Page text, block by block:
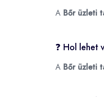
A Bőr üzleti
❓ Hol lehet
A Bőr üzleti